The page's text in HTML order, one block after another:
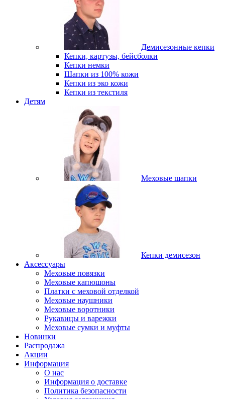
Демисезонные кепки
Кепки, картузы, бейсболки
Кепки немки
Шапки из 100% кожи
Кепки из эко кожи
Кепки из текстиля
Детям
Меховые шапки
Кепки демисезон
Аксессуары
Меховые повязки
Меховые капюшоны
Платки с меховой отделкой
Меховые наушники
Меховые воротники
Рукавицы и варежки
Меховые сумки и муфты
Новинки
Распродажа
Акции
Информация
О нас
Информация о доставке
Политика безопасности